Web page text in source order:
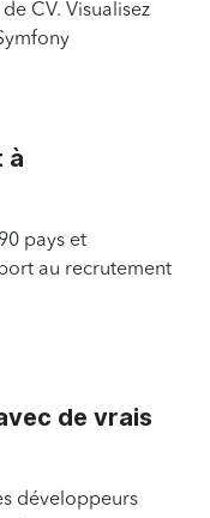
CV. Visualisez
à
pays et
au recrutement
de vrais
développeurs